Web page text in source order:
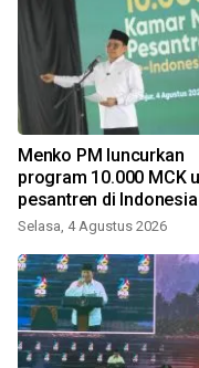
Menko PM luncurkan
program 10.000 MCK
pesantren di Indonesia
Selasa, 4 Agustus 2026